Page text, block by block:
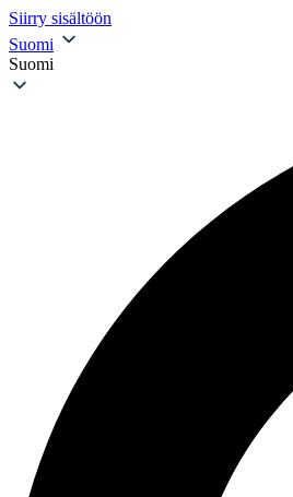
Siirry sisältöön
Suomi
Suomi